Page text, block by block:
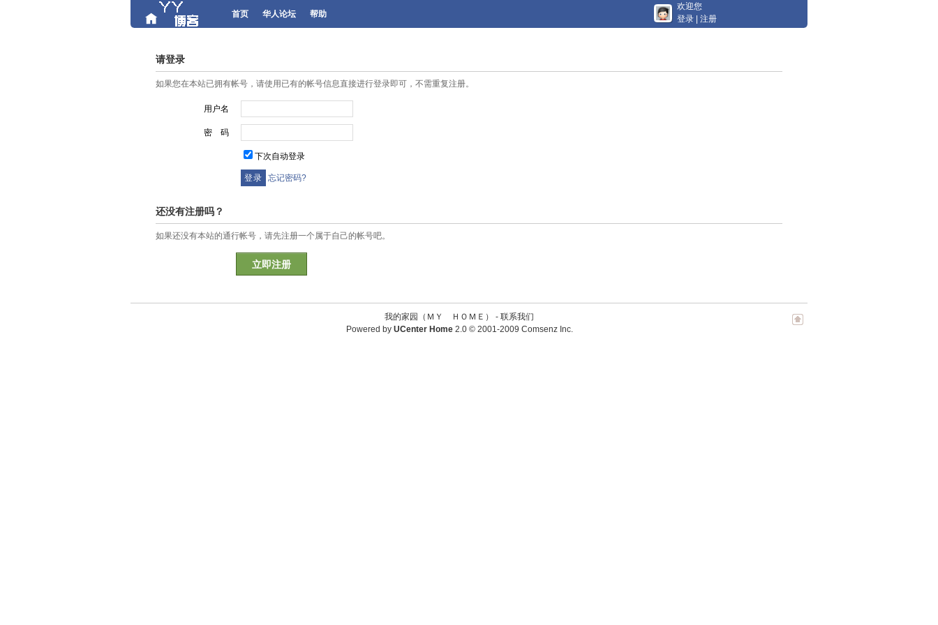
首页 华人论坛 帮助
欢迎您
登录
注册
请登录
如果您在本站已拥有帐号，请使用已有的帐号信息直接进行登录即可，不需重复注册。
用户名
密 码
下次自动登录
忘记密码?
还没有注册吗？
如果还没有本站的通行帐号，请先注册一个属于自己的帐号吧。
立即注册
我的家园（ＭＹ ＨＯＭＥ） - 联系我们
Powered by UCenter Home 2.0© 2001-2009 Comsenz Inc.